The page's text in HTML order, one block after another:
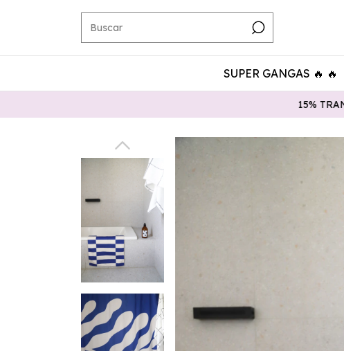
SUPER GANGAS 🔥 🔥
15% TRANSFERENCIA